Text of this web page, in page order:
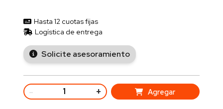
Hasta 12 cuotas fijas
Logística de entrega
Solicite asesoramiento
- + Agregar